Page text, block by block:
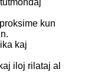
kun
kaj
iloj rilataj al